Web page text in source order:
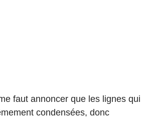
faut annoncer que les lignes qui
condensées, donc